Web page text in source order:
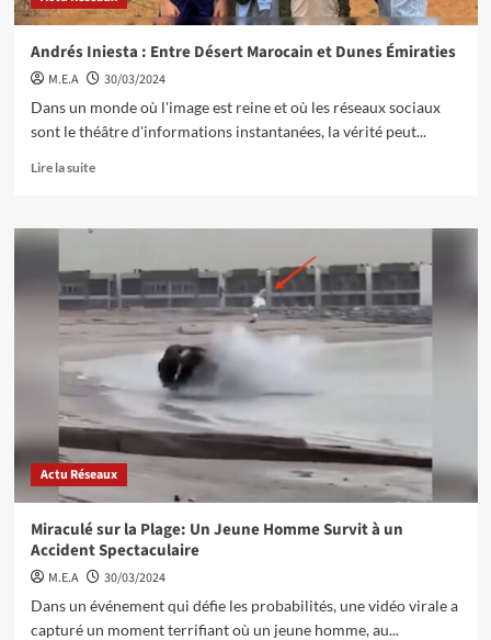
Andrés Iniesta : Entre Désert Marocain et Dunes Émiraties
M.E.A
30/03/2024
Dans un monde où l'image est reine et où les réseaux sociaux
sont le théâtre d'informations instantanées, la vérité peut...
Lire la suite
Actu Réseaux
Miraculé sur la Plage: Un Jeune Homme Survit à un
Accident Spectaculaire
M.E.A
30/03/2024
Dans un événement qui défie les probabilités, une vidéo virale a
capturé un moment terrifiant où un jeune homme, au...